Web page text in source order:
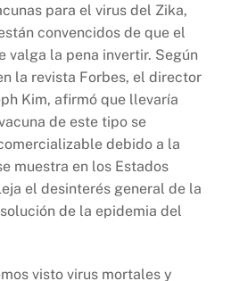
para el virus del Zika,
convencidos de que el
valga la pena invertir. Según
la revista Forbes, el director
Kim, afirmó que llevaría
de este tipo se
debido a la
muestra en los Estados
el desinterés general de la
de la epidemia del
visto virus mortales y